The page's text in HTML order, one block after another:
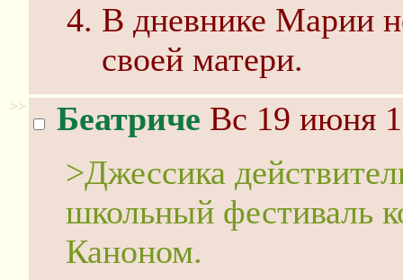
В дневнике Марии
своей матери.
>> Беатриче Вс 19 июня
>Джессика
школьный фестиваль
Каноном.